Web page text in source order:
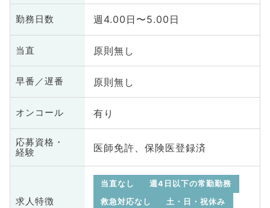
勤務日数 週4.00日〜5.00日
当直 原則無し
早番／遅番 原則無し
オンコール 有り
応募資格・
経験
医師免許、保険医登録済
求人特徴
当直なし
週4日以下の常勤勤務
救急対応なし
土・日・祝休み